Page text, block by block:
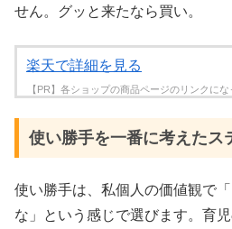
せん。グッと来たなら買い。
楽天で詳細を見る
使い勝手を一番に考えたス
使い勝手は、私個人の価値観で
な」という感じで選びます。育